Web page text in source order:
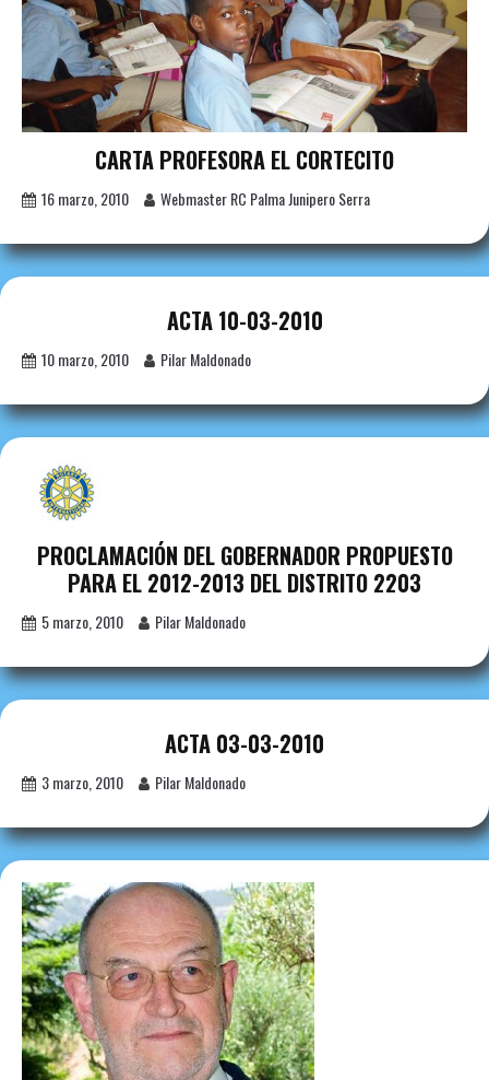
CARTA PROFESORA EL CORTECITO
16 marzo, 2010 Webmaster RC Palma Junipero Serra
ACTA 10-03-2010
10 marzo, 2010 Pilar Maldonado
PROCLAMACIÓN DEL GOBERNADOR PROPUESTO
PARA EL 2012-2013 DEL DISTRITO 2203
5 marzo, 2010 Pilar Maldonado
ACTA 03-03-2010
3 marzo, 2010 Pilar Maldonado